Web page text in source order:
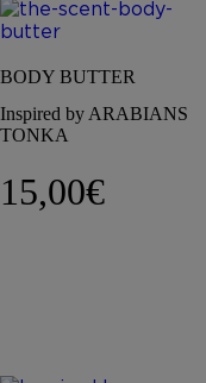
BODY BUTTER
Inspired by ARABIANS
TONKA
15,00€